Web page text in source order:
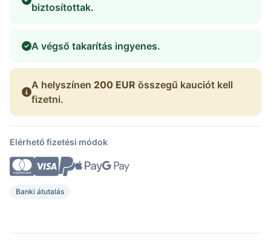
biztosítottak.
A végső takarítás ingyenes.
A helyszínen 200 EUR összegű kauciót kell
fizetni.
Elérhető fizetési módok
Banki átutalás